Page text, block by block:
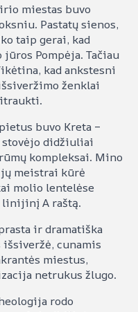
miestas buvo
Pastatų sienos,
taip gerai, kad
Pompėja. Tačiau
kad ankstesni
ženklai
buvo Kreta –
didžiuliai
kompleksai. Mino
meistrai kūrė
molio lentelėse
A raštą.
ir dramatiška
cunamis
miestus,
netrukus žlugo.
rodo